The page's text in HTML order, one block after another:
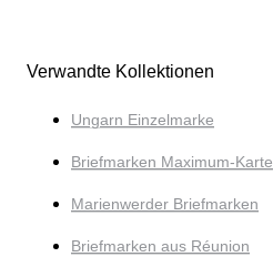
Verwandte Kollektionen
Ungarn Einzelmarke
Briefmarken Maximum-Karte
Marienwerder Briefmarken
Briefmarken aus Réunion